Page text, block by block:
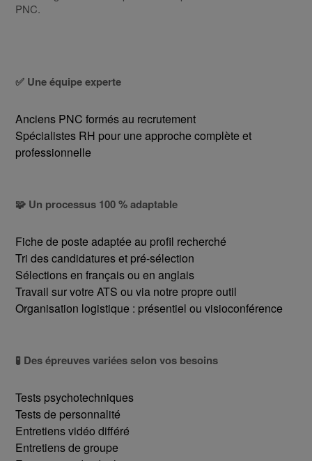
PNC.
✅ Une équipe experte
Anciens PNC formés au recrutement
Spécialistes RH pour une approche complète et
professionnelle
🧩 Un processus 100 % adaptable
Fiche de poste adaptée au profil recherché
Tri des candidatures et pré-sélection
Sélections en français ou en anglais
Travail sur votre ATS ou via notre propre outil
Organisation logistique : présentiel ou visioconférence
🧪 Des épreuves variées selon vos besoins
Tests psychotechniques
Tests de personnalité
Entretiens vidéo différé
Entretiens de groupe